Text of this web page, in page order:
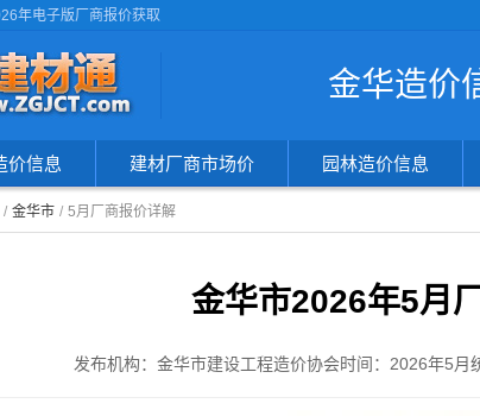
年电子版厂商报价获取
金华造价
价信息 建材厂商市场价 园林造价信息
金华市 5月厂商报价详解
金华市2026年5月
发布机构：金华市建设工程造价协会时间： 2026年5月